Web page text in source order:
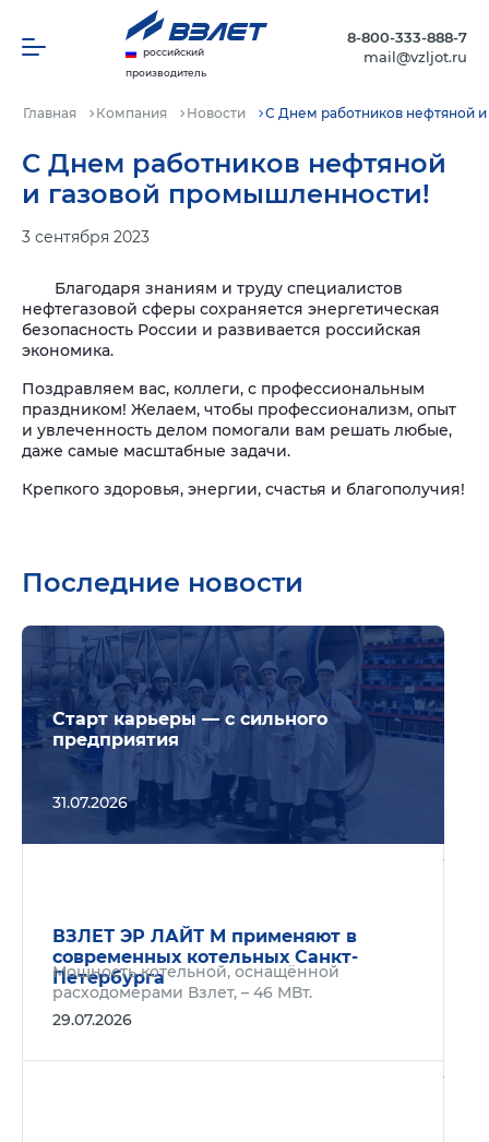
российский
производитель
8-800-333-888-7
mail@vzljot.ru
Главная Компания Новости С Днем работников нефтяной
С Днем работников нефтяной
и газовой промышленности!
3 сентября 2023
Благодаря знаниям и труду специалистов
нефтегазовой сферы сохраняется энергетическая
безопасность России и развивается российская
экономика.
Поздравляем вас, коллеги, с профессиональным
праздником! Желаем, чтобы профессионализм, опыт
и увлеченность делом помогали вам решать любые,
даже самые масштабные задачи.
Крепкого здоровья, энергии, счастья и благополучия!
Последние новости
Старт карьеры — с сильного
предприятия
31.07.2026
ВЗЛЕТ ЭР ЛАЙТ М применяют в
современных котельных Санкт-
Петербурга
Мощность котельной, оснащённой
расходомерами Взлет, – 46 МВт.
29.07.2026